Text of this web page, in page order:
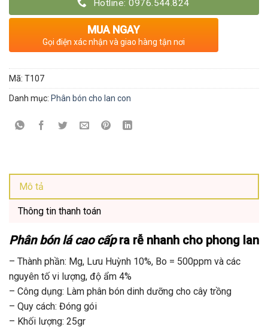
Hotline: 0976.544.824
MUA NGAY
Gọi điện xác nhận và giao hàng tận nơi
Mã: T107
Danh mục: Phân bón cho lan con
Mô tả
Thông tin thanh toán
Phân bón lá cao cấpra rễ nhanh cho phong lan
– Thành phần: Mg, Lưu Huỳnh 10%, Bo = 500ppm và các
nguyên tố vi lượng, độ ẩm 4%
– Công dụng: Làm phân bón dinh dưỡng cho cây trồng
– Quy cách: Đóng gói
– Khối lượng: 25gr